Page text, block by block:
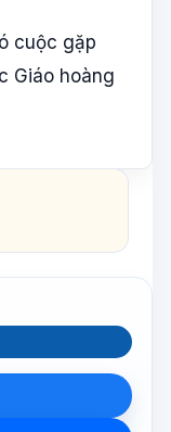
cuộc gặp
Giáo hoàng